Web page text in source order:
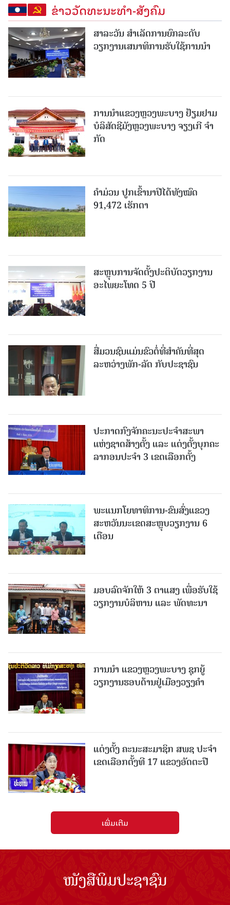
ຂ່າວວັດທະນະທຳ-ສັງຄົມ
ສາລະວັນ ສໍາເລັດການຍົກລະດັບ
ວຽກງານເສນາທິການຮັບໃຊ້ການນໍາ
ການນຳແຂວງຫຼວງພະບາງ ຢ້ຽມ​ຢາມ
ບໍ​ລິ​ສັດຊີມັງຫຼວງພະບາງ ຈຽງເກີ ຈໍາ
ກັດ
ຄໍາມ່ວນ ປູກເຂົ້ານາປີໄດ້ທັງໝົດ
91,472 ເຮັກຕາ
ສະຫຼຸບການຈັດຕັ້ງປະຕິບັດວຽກງານ
ອະໄພຍະໂທດ 5 ປີ
ສື່ມວນຊົນແມ່ນຂົວຕໍ່ທີ່ສໍາຄັນທີ່ສຸດ
ລະຫວ່າງພັກ-ລັດ ກັບປະຊາຊົນ
ປະກາດກົງຈັກຄະນະປະຈໍາສະພາ
ແຫ່ງຊາດສ້າງຕັ້ງ ແລະ ແຕ່ງຕັ້ງບຸກຄະ
ລາກອນປະຈໍາ 3 ເຂດເລືອກຕັ້ງ
ພະແນກໂຍທາທິການ-ຂົນສົ່ງແຂວງ
ສະຫວັນນະເຂດສະຫຼຸບວຽກງານ 6
ເດືອນ
ມອບລົດຈັກໃຫ້ 3 ຕາແສງ ເພື່ອຮັບໃຊ້
ວຽກງານບໍລິຫານ ແລະ ພັດທະນາ
ການນຳ ແຂວງຫຼວງພະບາງ ຊຸກຍູ້
ວຽກງານຮອບດ້ານຢູ່ເມືອງວຽງຄໍາ
ແຕ່ງຕັ້ງ ຄະນະສະມາຊິກ ສພຊ ປະຈຳ
ເຂດເລືອກຕັ້ງທີ 17 ແຂວງອັດຕະປື
ເພີ່ມເຕີມ
ໜັງສືພິມປະຊາຊົນ